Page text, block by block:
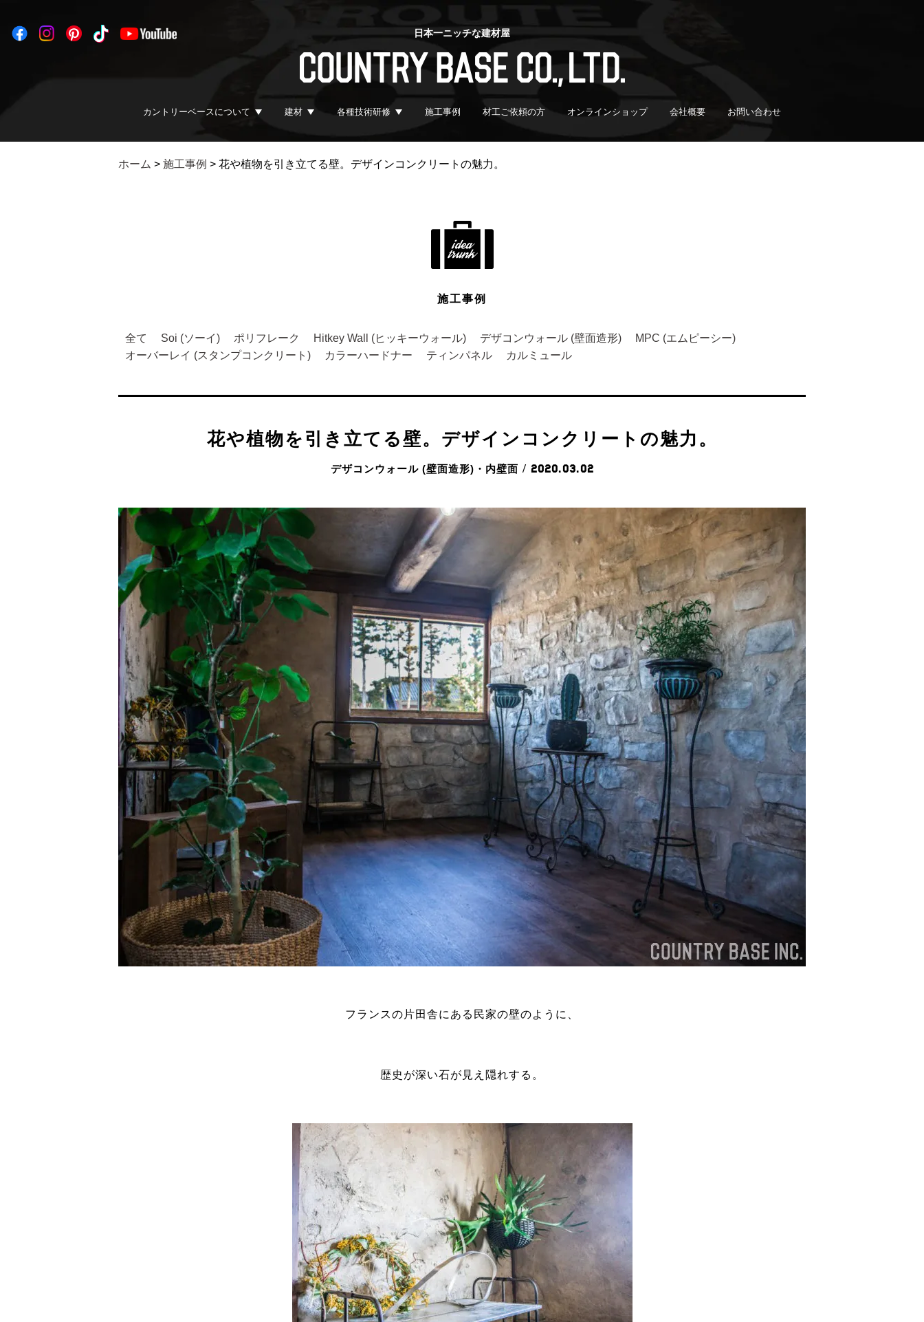
日本一ニッチな建材屋
カントリーベースについて 建材 各種技術研修 施工事例 材工ご依頼の方 オンラインショップ 会社概要 お問い合わせ
ホーム > 施工事例 > 花や植物を引き立てる壁。デザインコンクリートの魅力。
施工事例
全て Soi (ソーイ) ポリフレーク Hitkey Wall (ヒッキーウォール) デザコンウォール (壁面造形)
MPC (エムピーシー)
オーバーレイ (スタンプコンクリート)
カラーハードナー ティンパネル カルミュール
花や植物を引き立てる壁。デザインコンクリートの魅力。
デザコンウォール (壁面造形)・内壁面 / 2020.03.02
フランスの片田舎にある民家の壁のように、
歴史が深い石が見え隠れする。